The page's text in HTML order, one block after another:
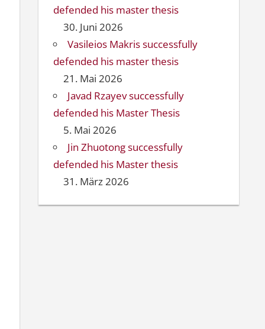
defended his master thesis
30. Juni 2026
Vasileios Makris successfully
defended his master thesis
21. Mai 2026
Javad Rzayev successfully
defended his Master Thesis
5. Mai 2026
Jin Zhuotong successfully
defended his Master thesis
31. März 2026